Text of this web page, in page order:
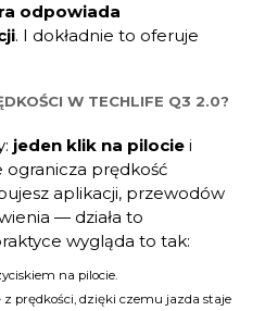
odpowiada
. I dokładnie to oferuje
W TECHLIFE Q3 2.0?
jeden klik na pilocie i
prędkość
aplikacji, przewodów
— działa to
wygląda to tak:
na pilocie.
z prędkości, dzięki czemu jazda staje